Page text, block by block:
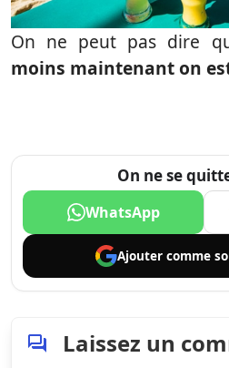
On ne peut pas dire
moins maintenant on
On ne se
WhatsApp
Ajouter comme
Laissez un